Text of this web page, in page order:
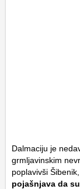
Dalmaciju je
grmljavinskim
poplavivši
pojašnjava da